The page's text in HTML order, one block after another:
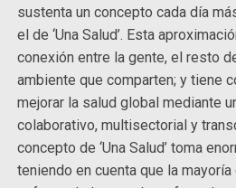
sustenta un concepto cada día
el de ‘Una Salud’. Esta
conexión entre la gente, el resto
ambiente que comparten; y tiene
mejorar la salud global mediante
colaborativo, multisectorial y
concepto de ‘Una Salud’ toma
teniendo en cuenta que la mayoría